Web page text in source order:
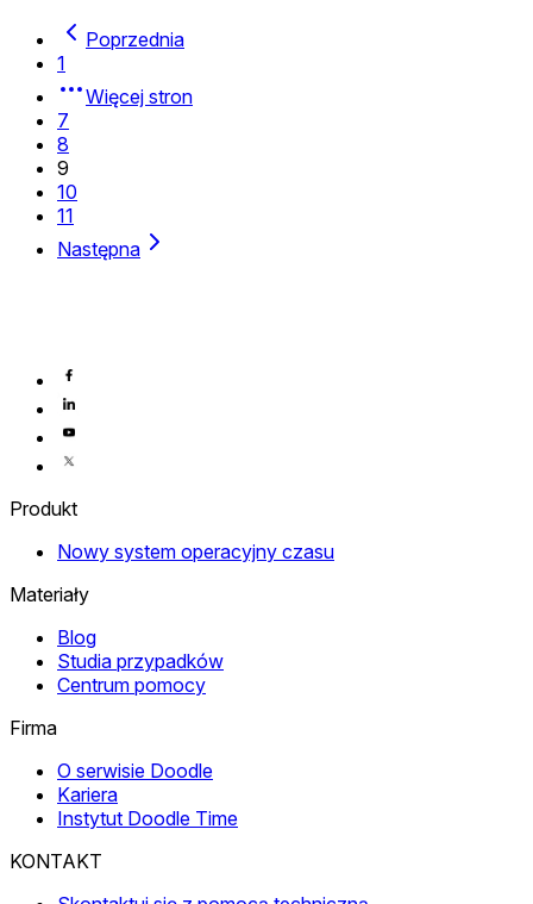
Poprzednia
1
Więcej stron
7
8
9
10
11
Następna
Produkt
Nowy system operacyjny czasu
Materiały
Blog
Studia przypadków
Centrum pomocy
Firma
O serwisie Doodle
Kariera
Instytut Doodle Time
KONTAKT